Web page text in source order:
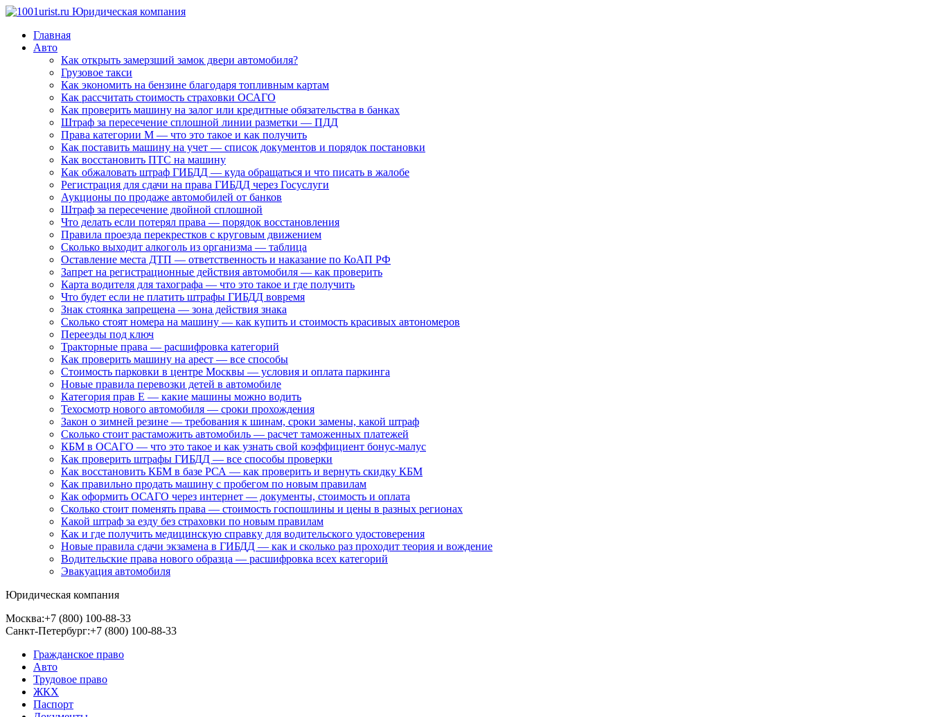
Главная
Авто
Как открыть замерзший замок двери автомобиля?
Грузовое такси
Как экономить на бензине благодаря топливным картам
Как рассчитать стоимость страховки ОСАГО
Как проверить машину на залог или кредитные обязательства в банках
Штраф за пересечение сплошной линии разметки — ПДД
Права категории М — что это такое и как получить
Как поставить машину на учет — список документов и порядок постановки
Как восстановить ПТС на машину
Как обжаловать штраф ГИБДД — куда обращаться и что писать в жалобе
Регистрация для сдачи на права ГИБДД через Госуслуги
Аукционы по продаже автомобилей от банков
Штраф за пересечение двойной сплошной
Что делать если потерял права — порядок восстановления
Правила проезда перекрестков с круговым движением
Сколько выходит алкоголь из организма — таблица
Оставление места ДТП — ответственность и наказание по КоАП РФ
Запрет на регистрационные действия автомобиля — как проверить
Карта водителя для тахографа — что это такое и где получить
Что будет если не платить штрафы ГИБДД вовремя
Знак стоянка запрещена — зона действия знака
Сколько стоят номера на машину — как купить и стоимость красивых автономеров
Переезды под ключ
Тракторные права — расшифровка категорий
Как проверить машину на арест — все способы
Стоимость парковки в центре Москвы — условия и оплата паркинга
Новые правила перевозки детей в автомобиле
Категория прав Е — какие машины можно водить
Техосмотр нового автомобиля — сроки прохождения
Закон о зимней резине — требования к шинам, сроки замены, какой штраф
Сколько стоит растаможить автомобиль — расчет таможенных платежей
КБМ в ОСАГО — что это такое и как узнать свой коэффициент бонус-малус
Как проверить штрафы ГИБДД — все способы проверки
Как восстановить КБМ в базе РСА — как проверить и вернуть скидку КБМ
Как правильно продать машину с пробегом по новым правилам
Как оформить ОСАГО через интернет — документы, стоимость и оплата
Сколько стоит поменять права — стоимость госпошлины и цены в разных регионах
Какой штраф за езду без страховки по новым правилам
Как и где получить медицинскую справку для водительского удостоверения
Новые правила сдачи экзамена в ГИБДД — как и сколько раз проходит теория и вождение
Водительские права нового образца — расшифровка всех категорий
Эвакуация автомобиля
Юридическая компания
Москва:+7 (800) 100-88-33
Санкт-Петербург:+7 (800) 100-88-33
Гражданское право
Авто
Трудовое право
ЖКХ
Паспорт